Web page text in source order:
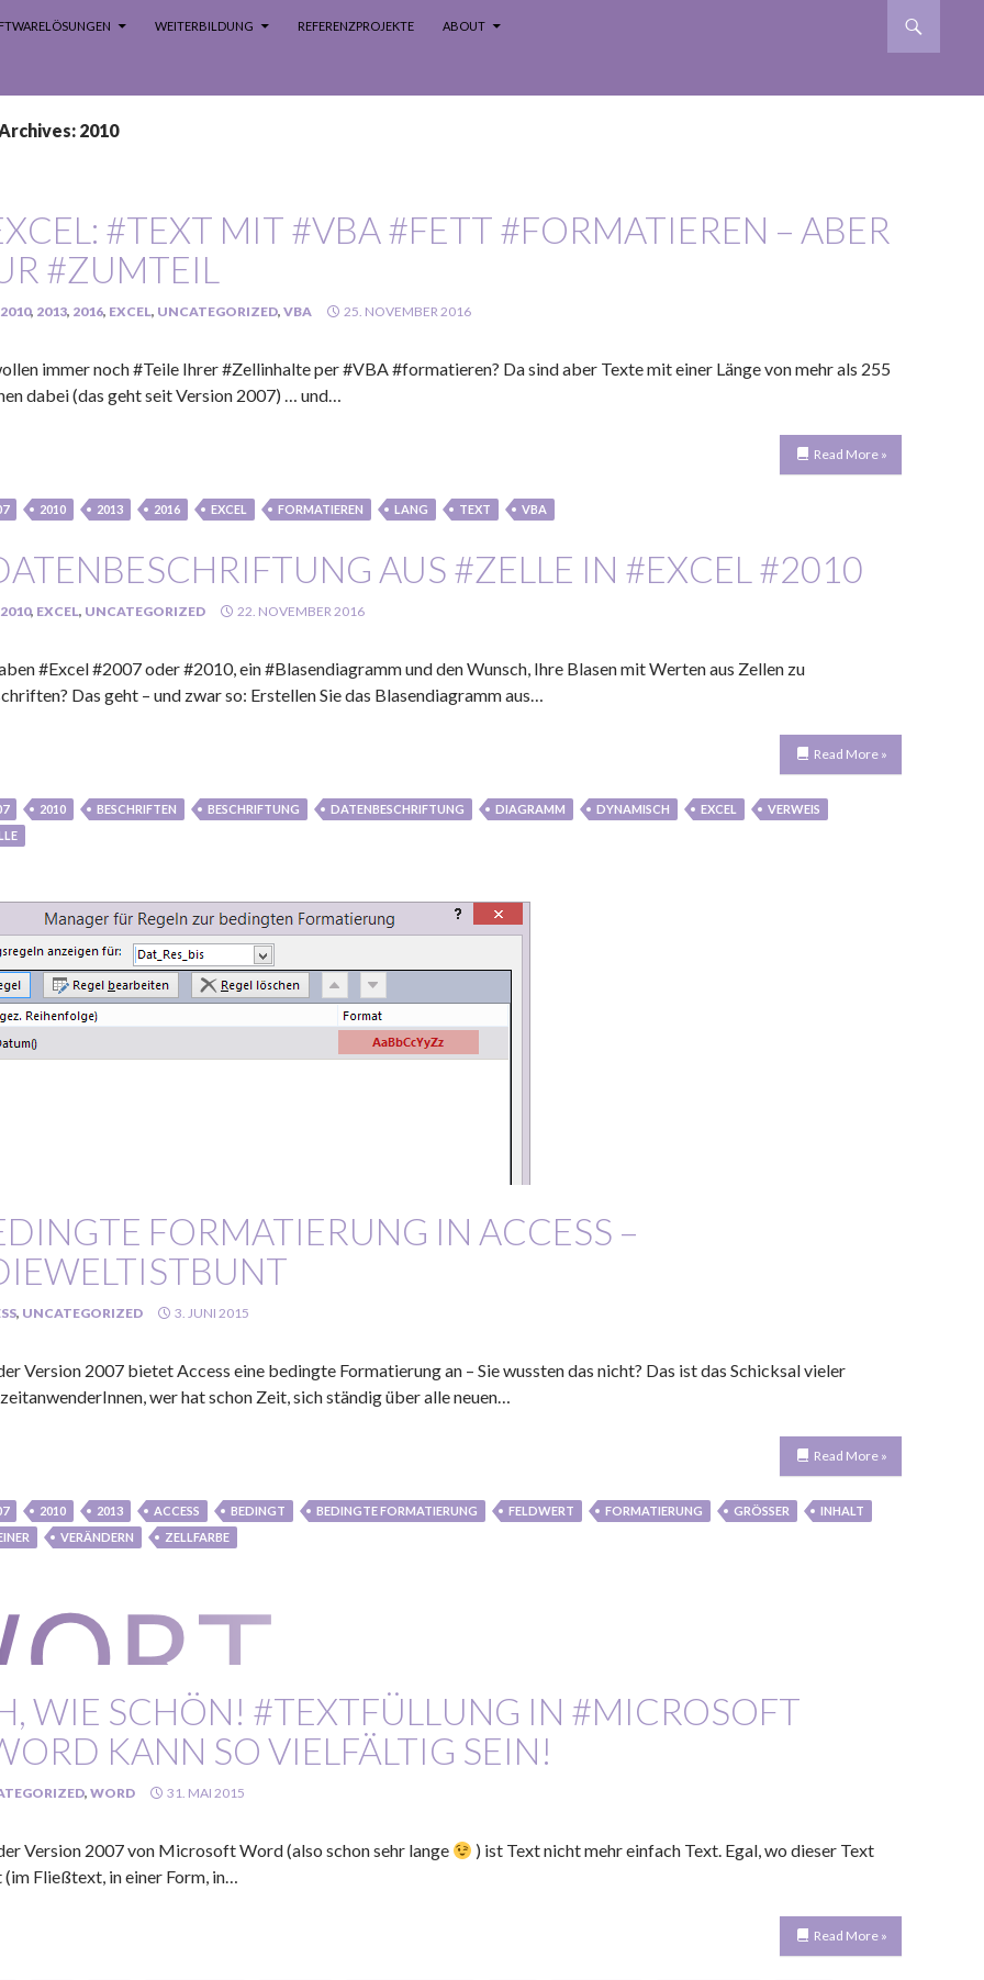
WEITERBILDUNG REFERENZPROJEKTE ABOUT
2010
#TEXT MIT #VBA #FETT #FORMATIEREN – ABER
#ZUMTEIL
2010, 2013, 2016, EXCEL, UNCATEGORIZED, VBA 25. NOVEMBER 2016
immer noch #Teile Ihrer #Zellinhalte per #VBA #formatieren? Da sind aber Texte mit einer Länge von mehr als 255
dabei (das geht seit Version 2007) … und…
Read More »
2010 2013 2016 EXCEL FORMATIEREN LANG TEXT VBA
AUS #ZELLE IN #EXCEL #2010
2010, EXCEL, UNCATEGORIZED 22. NOVEMBER 2016
#Excel #2007 oder #2010, ein #Blasendiagramm und den Wunsch, Ihre Blasen mit Werten aus Zellen zu
Das geht – und zwar so: Erstellen Sie das Blasendiagramm aus…
Read More »
2010 BESCHRIFTEN BESCHRIFTUNG DATENBESCHRIFTUNG DIAGRAMM DYNAMISCH EXCEL
VERWEIS
FORMATIERUNG IN ACCESS –
, UNCATEGORIZED 3. JUNI 2015
Version 2007 bietet Access eine bedingte Formatierung an – Sie wussten das nicht? Das ist das Schicksal vieler
wer hat schon Zeit, sich ständig über alle neuen…
Read More »
2010 2013 ACCESS BEDINGT BEDINGTE FORMATIERUNG FELDWERT FORMATIERUNG GRÖSSER
INHALT
VERÄNDERN ZELLFARBE
WIE SCHÖN! #TEXTFÜLLUNG IN #MICROSOFT
KANN SO VIELFÄLTIG SEIN!
, WORD 31. MAI 2015
Version 2007 von Microsoft Word (also schon sehr lange
) ist Text nicht mehr einfach Text. Egal, wo dieser Text
(im Fließtext, in einer Form, in…
Read More »